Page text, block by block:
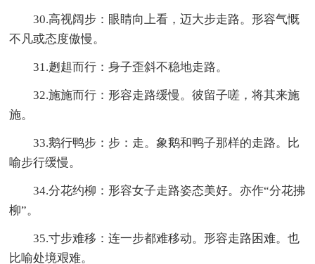
30.高视阔步：眼睛向上看，迈大步走路。形容气慨
不凡或态度傲慢。
31.趔趄而行：身子歪斜不稳地走路。
32.施施而行：形容走路缓慢。彼留子嗟，将其来施
施。
33.鹅行鸭步：步：走。象鹅和鸭子那样的走路。比
喻步行缓慢。
34.分花约柳：形容女子走路姿态美好。亦作“分花拂
柳”。
35.寸步难移：连一步都难移动。形容走路困难。也
比喻处境艰难。